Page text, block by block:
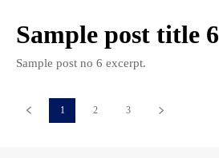
Sample post title 6
Sample post no 6 excerpt.
1 2 3